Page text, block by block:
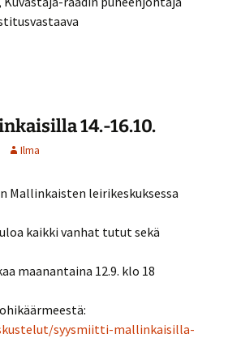
14.-16.10.
Ilma
Mallinkaisten leirikeskuksessa
kaikki vanhat tutut sekä
maanantaina 12.9. klo 18
syysmiitti-mallinkaisilla-